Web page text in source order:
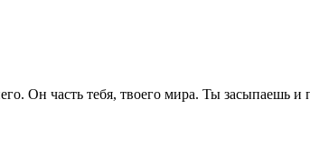
Он часть тебя, твоего мира. Ты засыпаешь